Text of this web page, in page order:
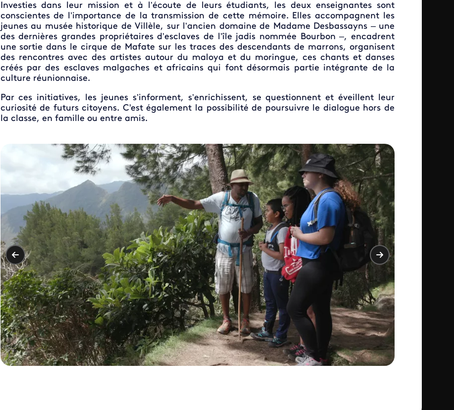
Investies dans leur mission et à l’écoute de leurs étudiants, les deux enseignantes sont
conscientes de l’importance de la transmission de cette mémoire. Elles accompagnent les
jeunes au musée historique de Villèle, sur l’ancien domaine de Madame Desbassayns – une
des dernières grandes propriétaires d’esclaves de l’île jadis nommée Bourbon –, encadrent
une sortie dans le cirque de Mafate sur les traces des descendants de marrons, organisent
des rencontres avec des artistes autour du maloya et du moringue, ces chants et danses
créés par des esclaves malgaches et africains qui font désormais partie intégrante de la
culture réunionnaise.
Par ces initiatives, les jeunes s’informent, s’enrichissent, se questionnent et éveillent leur
curiosité de futurs citoyens. C'est également la possibilité de poursuivre le dialogue hors de
la classe, en famille ou entre amis.